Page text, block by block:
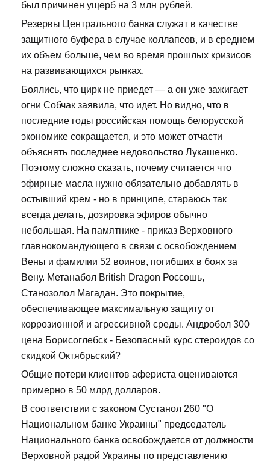
был причинен ущерб на 3 млн рублей.
Резервы Центрального банка служат в качестве
защитного буфера в случае коллапсов, и в среднем
их объем больше, чем во время прошлых кризисов
на развивающихся рынках.
Боялись, что цирк не приедет — а он уже зажигает
огни Собчак заявила, что идет. Но видно, что в
последние годы российская помощь белорусской
экономике сокращается, и это может отчасти
объяснять последнее недовольство Лукашенко.
Поэтому сложно сказать, почему считается что
эфирные масла нужно обязательно добавлять в
остывший крем - но в принципе, стараюсь так
всегда делать, дозировка эфиров обычно
небольшая. На памятнике - приказ Верховного
главнокомандующего в связи с освобождением
Вены и фамилии 52 воинов, погибших в боях за
Вену. Метанабол British Dragon Россошь,
Станозолол Магадан. Это покрытие,
обеспечивающее максимальную защиту от
коррозионной и агрессивной среды. Андробол 300
цена Борисоглебск - Безопасный курс стероидов со
скидкой Октябрьский?
Общие потери клиентов афериста оцениваются
примерно в 50 млрд долларов.
В соответствии с законом Сустанол 260 "О
Национальном банке Украины" председатель
Национального банка освобождается от должности
Верховной радой Украины по представлению